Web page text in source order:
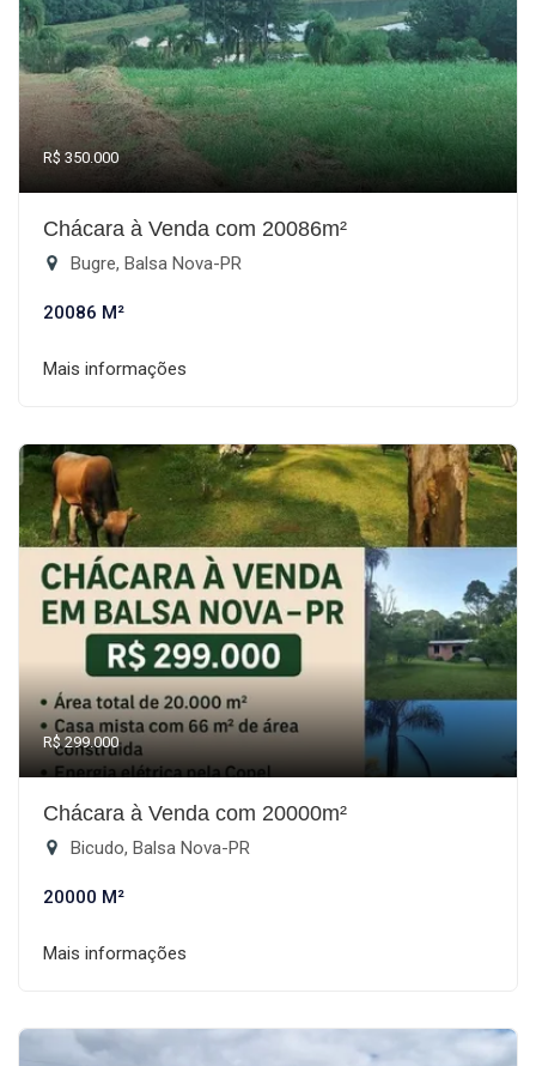
R$ 350.000
Chácara à Venda com 20086m²
Bugre, Balsa Nova-PR
20086 M²
Mais informações
R$ 299.000
Chácara à Venda com 20000m²
Bicudo, Balsa Nova-PR
20000 M²
Mais informações